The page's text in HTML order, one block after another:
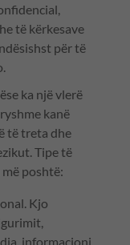
të kërkesave
për të
ka një vlerë
kanë
të treta dhe
Tipe të
poshtë:
Kjo
informacioni